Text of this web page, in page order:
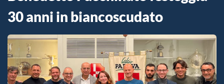
30 anni in biancoscudato